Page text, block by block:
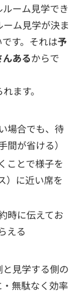
ーム見学でき
ム見学が決ま
す。それは予
あるからで
ます。
場合でも、待
が省ける）
ことで様子を
）に近い席を
時に伝えてお
える
見学する側の
無駄なく効率